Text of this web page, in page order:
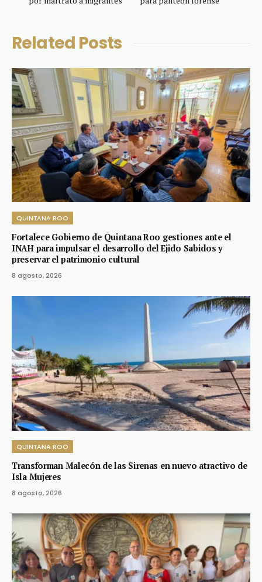
Related Posts
QUINTANA ROO
Fortalece Gobierno de Quintana Roo gestiones ante el
INAH para impulsar el desarrollo del Ejido Sabidos y
preservar el patrimonio cultural
8 agosto, 2026
QUINTANA ROO
Transforman Malecón de las Sirenas en nuevo atractivo de
Isla Mujeres
8 agosto, 2026